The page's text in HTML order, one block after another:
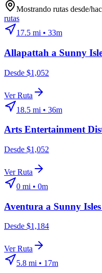
Mostrando rutas desde/
rutas
17.5 mi • 33m
Allapattah a Sunny
Desde $1,052
Ver Ruta
18.5 mi • 36m
Arts Entertainment
Desde $1,052
Ver Ruta
0 mi • 0m
Aventura a Sunny
Desde $1,184
Ver Ruta
5.8 mi • 17m